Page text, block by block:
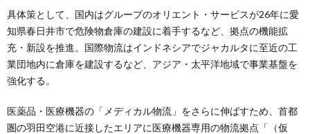
具体策として、国内はグループのオリエント・サービスが26年に愛
知県春日井市で危険物倉庫の建設に着手するなど、拠点の機能拡
充・新設を推進。国際物流はインドネシアでジャカルタに至近の工
業団地内に倉庫を建設するなど、アジア・太平洋地域で事業基盤を
強化する。
医薬品・医療機器の「メディカル物流」をさらに伸ばすため、首都
圏の羽田空港に近接したエリアに医療機器専用の物流拠点「（仮